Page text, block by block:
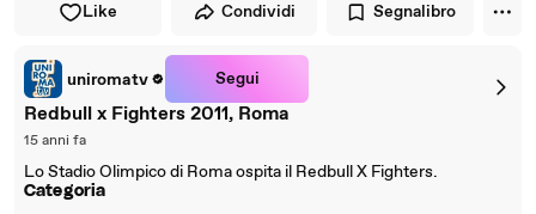
Like Condividi Segnalibro
uniromatv Segui
Redbull x Fighters 2011, Roma
15 anni fa
Lo Stadio Olimpico di Roma ospita il Redbull X Fighters.
Categoria